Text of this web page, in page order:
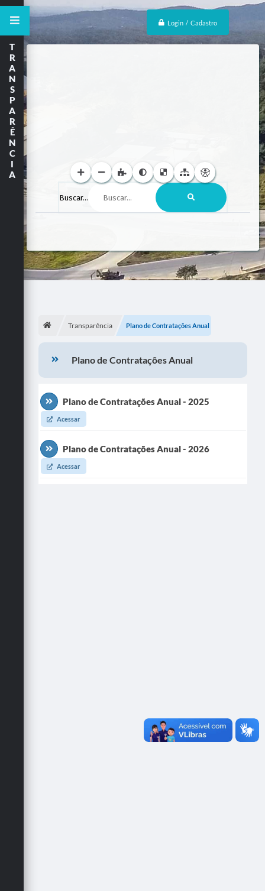
Login / Cadastro
Buscar...
T
R
A
N
S
P
A
R
Ê
N
C
I
A
Transparência Plano de Contratações Anual
Plano de Contratações Anual
Plano de Contratações Anual - 2025
Acessar
Plano de Contratações Anual - 2026
Acessar